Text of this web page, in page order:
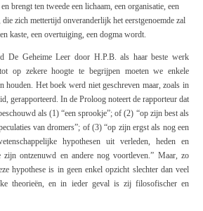
brengt ten tweede een lichaam, een organisatie, een
die zich mettertijd onveranderlijk het eerstgenoemde zal
kaste, een overtuiging, een dogma wordt.
De Geheime Leer door H.P.B. als haar beste werk
op zekere hoogte te begrijpen moeten we enkele
houden. Het boek werd niet geschreven maar, zoals in
gerapporteerd. In de Proloog noteert de rapporteur dat
als (1) “een sprookje”; of (2) “op zijn best als
vandromers”; of (3) “op zijn ergst als nog een
hypothesen uit verleden, heden en
zijn ontzenuwd en andere nog voortleven.” Maar, zo
hypothese is in geen enkel opzicht slechter dan veel
theorieën, en in ieder geval is zij filosofischer en